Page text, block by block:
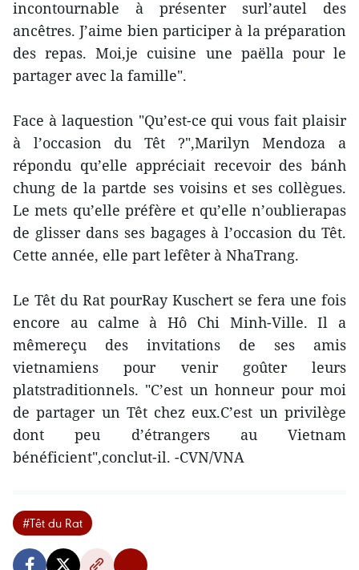
incontournable à présenter surl’autel des
ancêtres. J’aime bien participer à la préparation
des repas. Moi,je cuisine une paëlla pour le
partager avec la famille".
Face à laquestion "Qu’est-ce qui vous fait plaisir
à l’occasion du Têt ?",Marilyn Mendoza a
répondu qu’elle appréciait recevoir des bánh
chung de la partde ses voisins et ses collègues.
Le mets qu’elle préfère et qu’elle n’oublierapas
de glisser dans ses bagages à l’occasion du Têt.
Cette année, elle part lefêter à NhaTrang.
Le Têt du Rat pourRay Kuschert se fera une fois
encore au calme à Hô Chi Minh-Ville. Il a
mêmereçu des invitations de ses amis
vietnamiens pour venir goûter leurs
platstraditionnels. "C’est un honneur pour moi
de partager un Têt chez eux.C’est un privilège
dont peu d’étrangers au Vietnam
bénéficient",conclut-il. -CVN/VNA
#Têt du Rat